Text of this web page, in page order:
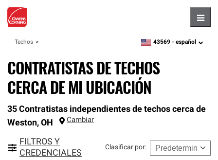
Techos zipcode,language
43569 - español
CONTRATISTAS DE TECHOS
CERCA DE MI UBICACIÓN
35 Contratistas independientes de techos cerca de
Weston, OH Cambiar
FILTROS Y
CREDENCIALES
Clasificar por: